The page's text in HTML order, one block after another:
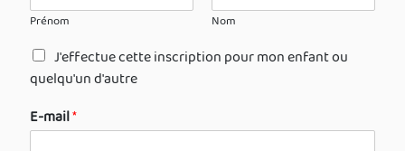
Prénom Nom
J'effectue cette inscription pour mon enfant ou
quelqu'un d'autre
E-mail*